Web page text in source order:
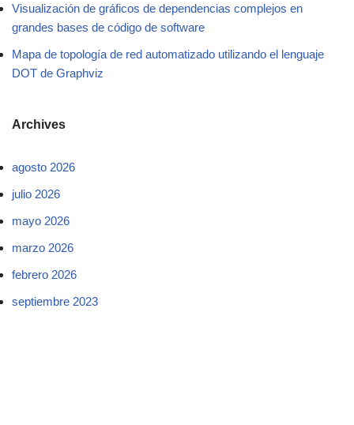
Visualización de gráficos de dependencias complejos en
grandes bases de código de software
Mapa de topología de red automatizado utilizando el lenguaje
DOT de Graphviz
Archives
agosto 2026
julio 2026
mayo 2026
marzo 2026
febrero 2026
septiembre 2023